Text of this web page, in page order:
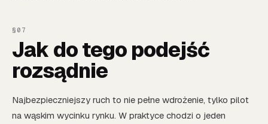
Jak do tego podejść
rozsądnie
Najbezpieczniejszy ruch to nie pełne wdrożenie, tylko pilot
na wąskim wycinku rynku. W praktyce chodzi o jeden